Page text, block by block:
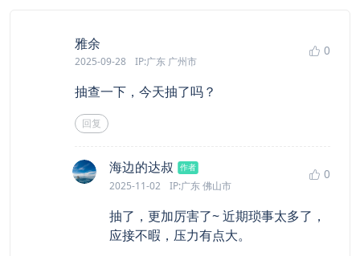
0
雅余
2025-09-28 IP:广东 广州市
抽查一下，今天抽了吗？
回复
0
海边的达叔says:
作者
2025-11-02 IP:广东 佛山市
抽了，更加厉害了~ 近期琐事太多了，
应接不暇，压力有点大。